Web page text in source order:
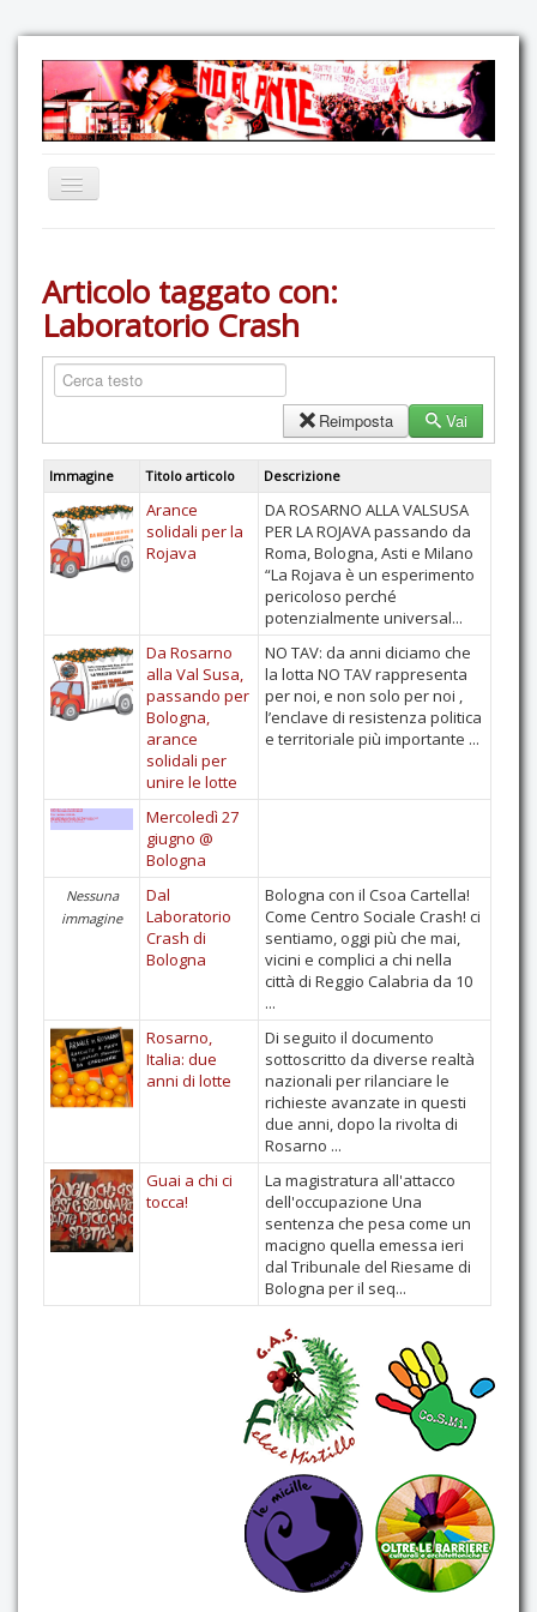
Comunicazione
Eventi
GAS Felce & Mirtillo
Ricostruiamo il Cartella!
Mediateca
Autoproduzioni
Contatti
Articolo taggato con:
Laboratorio Crash
Vai
Reimposta
Immagine Titolo articolo Descrizione
Arance
solidali per la
Rojava
DA ROSARNO ALLA VALSUSA
PER LA ROJAVA passando da
Roma, Bologna, Asti e Milano
“La Rojava è un esperimento
pericoloso perché
potenzialmente universal...
Da Rosarno
alla Val Susa,
passando per
Bologna,
arance
solidali per
unire le lotte
NO TAV: da anni diciamo che
la lotta NO TAV rappresenta
per noi, e non solo per noi ,
l’enclave di resistenza politica
e territoriale più importante ...
Mercoledì 27
giugno @
Bologna
Nessuna
immagine
Dal
Laboratorio
Crash di
Bologna
Bologna con il Csoa Cartella!
Come Centro Sociale Crash! ci
sentiamo, oggi più che mai,
vicini e complici a chi nella
città di Reggio Calabria da 10
...
Rosarno,
Italia: due
anni di lotte
Di seguito il documento
sottoscritto da diverse realtà
nazionali per rilanciare le
richieste avanzate in questi
due anni, dopo la rivolta di
Rosarno ...
Guai a chi ci
tocca!
La magistratura all'attacco
dell'occupazione Una
sentenza che pesa come un
macigno quella emessa ieri
dal Tribunale del Riesame di
Bologna per il seq...